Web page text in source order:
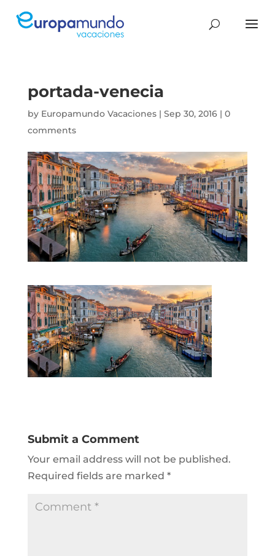
portada-venecia
by Europamundo Vacaciones| Sep 30, 2016| 0
comments
Submit a Comment
Your email address will not be published.
Required fields are marked *